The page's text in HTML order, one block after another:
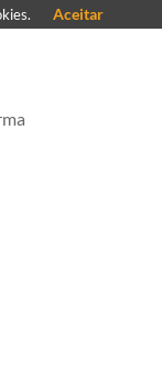
Aceitar